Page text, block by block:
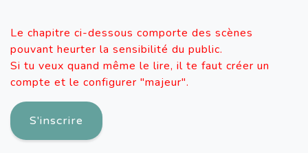
Le chapitre ci-dessous comporte des scènes
pouvant heurter la sensibilité du public.
Si tu veux quand même le lire, il te faut créer un
compte et le configurer "majeur".
S'inscrire